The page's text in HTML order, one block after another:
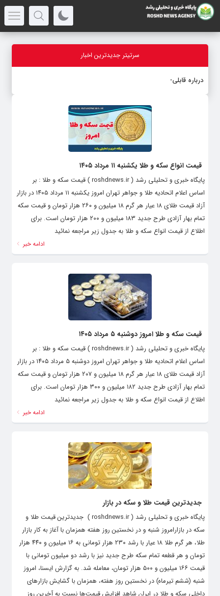
سرتیتر جدیدترین اخبار
درباره قابلیت قلم هوش
قیمت انواع سکه و طلا یکشنبه ۱۱ مرداد ۱۴۰۵
پایگاه خبری و تحلیلی رشد ( roshdnews.ir ) قیمت سکه و طلا : بر
اساس اعلام اتحادیه طلا و جواهر تهران امروز یکشنبه ۱۱ مرداد ۱۴۰۵ در بازار
آزاد قیمت طلای ۱۸ عیار هر گرم ۱۸ میلیون و ۲۶۰ هزار تومان و قیمت سکه
تمام‌ بهار آزادی طرح جدید ۱۸۳ میلیون و ۲۰۰ هزار تومان است. برای
اطلاع از قیمت انواع سکه و طلا به جدول زیر مراجعه نمائید
ادامه خبر
قیمت سکه و طلا امروز دوشنبه ۵ مرداد ۱۴۰۵
پایگاه خبری و تحلیلی رشد ( roshdnews.ir ) قیمت سکه و طلا : بر
اساس اعلام اتحادیه طلا و جواهر تهران امروز دوشنبه ۵ مرداد ۱۴۰۵ در بازار
آزاد قیمت طلای ۱۸ عیار هر گرم ۱۸ میلیون و ۲۰۷ هزار تومان و قیمت سکه
تمام‌ بهار آزادی طرح جدید ۱۸۲ میلیون و ۳۰۰ هزار تومان است. برای
اطلاع از قیمت انواع سکه و طلا به جدول زیر مراجعه نمائید
ادامه خبر
جدیدترین قیمت طلا و سکه در بازار
پایگاه خبری و تحلیلی رشد ( roshdnews.ir ) جدیدترین قیمت طلا و
سکه در بازارامروز شنبه و در نخستین روز هفته همزمان با آغاز به کار بازار
طلا، هر گرم طلا ۱۸ عیار با رشد ۲۳۰ هزار تومانی به ۱۶ میلیون و ۴۴۰ هزار
تومان و هر قطعه تمام سکه طرح جدید نیز با رشد دو میلیون تومانی با
قیمت ۱۶۶ میلیون و ۵۰۰ هزار تومان، معامله شد. به گزارش ایسنا، امروز
شنبه (ششم تیرماه) در نخستین روز هفته، ‌همزمان با گشایش بازارهای
داخلی سکه و طلا در ایران شاهد افزایش قیمت‌ها نسبت به آخرین روز